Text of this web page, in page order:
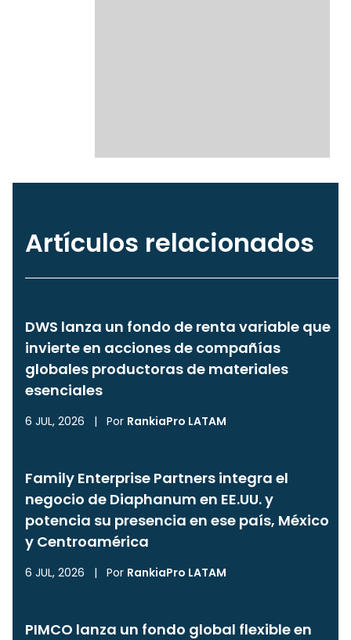
Artículos relacionados
DWS lanza un fondo de renta variable que
invierte en acciones de compañías
globales productoras de materiales
esenciales
6 JUL, 2026 | Por RankiaPro LATAM
Family Enterprise Partners integra el
negocio de Diaphanum en EE.UU. y
potencia su presencia en ese país, México
y Centroamérica
6 JUL, 2026 | Por RankiaPro LATAM
PIMCO lanza un fondo global flexible en